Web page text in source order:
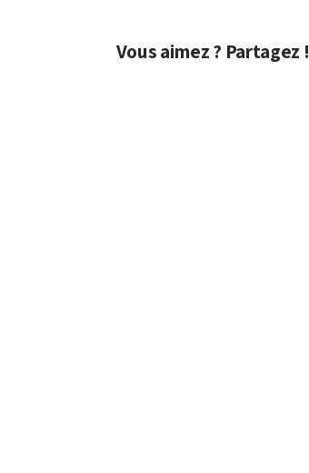
Vous aimez ? Partagez !